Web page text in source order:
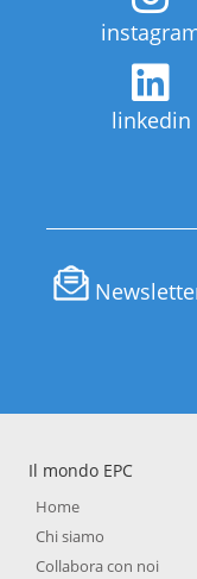
linkedin
Il mondo EPC
Home
Chi siamo
Collabora con noi